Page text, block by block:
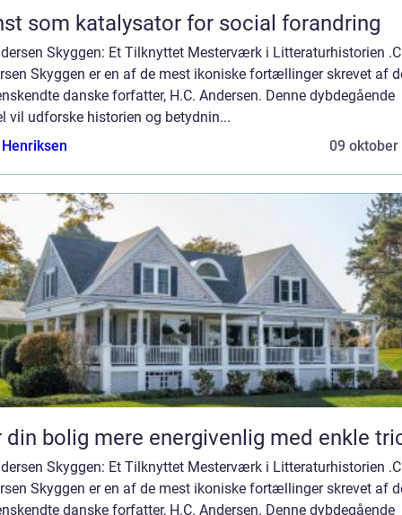
som katalysator for social forandring
Skyggen: Et Tilknyttet Mesterværk i Litteraturhistorien
Skyggen er en af de mest ikoniske fortællinger skrevet af
danske forfatter, H.C. Andersen. Denne dybdegående
vil udforske historien og betydnin...
09 oktober
din bolig mere energivenlig med enkle
Skyggen: Et Tilknyttet Mesterværk i Litteraturhistorien
Skyggen er en af de mest ikoniske fortællinger skrevet af
danske forfatter, H.C. Andersen. Denne dybdegående